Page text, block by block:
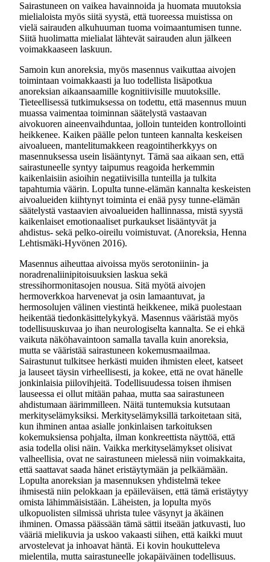
Sairastuneen on vaikea havainnoida ja huomata muutoksia
mielialoista myös siitä syystä, että tuoreessa muistissa on
vielä sairauden alkuhuuman tuoma voimaantumisen tunne.
Siitä huolimatta mielialat lähtevät sairauden alun jälkeen
voimakkaaseen laskuun.
Samoin kun anoreksia, myös masennus vaikuttaa aivojen
toimintaan voimakkaasti ja luo todellista lisäpotkua
anoreksian aikaansaamille kognitiivisille muutoksille.
Tieteellisessä tutkimuksessa on todettu, että masennus muun
muassa vaimentaa toiminnan säätelystä vastaavan
aivokuoren aineenvaihduntaa, jolloin tunteiden kontrollointi
heikkenee. Kaiken päälle pelon tunteen kannalta keskeisen
aivoalueen, mantelitumakkeen reagointiherkkyys on
masennuksessa usein lisääntynyt. Tämä saa aikaan sen, että
sairastuneelle syntyy taipumus reagoida herkemmin
kaikenlaisiin asioihin negatiivisilla tunteilla ja tulkita
tapahtumia väärin. Lopulta tunne-elämän kannalta keskeisten
aivoalueiden kiihtynyt toiminta ei enää pysy tunne-elämän
säätelystä vastaavien aivoalueiden hallinnassa, mistä syystä
kaikenlaiset emotionaaliset purkaukset lisääntyvät ja
ahdistus- sekä pelko-oireilu voimistuvat. (Anoreksia, Henna
Lehtismäki-Hyvönen 2016).
Masennus aiheuttaa aivoissa myös serotoniinin- ja
noradrenaliinipitoisuuksien laskua sekä
stressihormonitasojen nousua. Sitä myötä aivojen
hermoverkkoa harvenevat ja osin lamaantuvat, ja
hermosolujen välinen viestintä heikkenee, mikä puolestaan
heikentää tiedonkäsittelykykyä. Masennus vääristää myös
todellisuuskuvaa jo ihan neurologiselta kannalta. Se ei ehkä
vaikuta näköhavaintoon samalla tavalla kuin anoreksia,
mutta se vääristää sairastuneen kokemusmaailmaa.
Sairastunut tulkitsee herkästi muiden ihmisten eleet, katseet
ja lauseet täysin virheellisesti, ja kokee, että ne ovat hänelle
jonkinlaisia piilovihjeitä. Todellisuudessa toisen ihmisen
lauseessa ei ollut mitään pahaa, mutta saa sairastuneen
ahdistumaan äärimmilleen. Näitä tuntemuksia kutsutaan
merkityselämyksiksi. Merkityselämyksillä tarkoitetaan sitä,
kun ihminen antaa asialle jonkinlaisen tarkoituksen
kokemuksiensa pohjalta, ilman konkreettista näyttöä, että
asia todella olisi näin. Vaikka merkityselämykset olisivat
valheellisia, ovat ne sairastuneen mielessä niin voimakkaita,
että saattavat saada hänet eristäytymään ja pelkäämään.
Lopulta anoreksian ja masennuksen yhdistelmä tekee
ihmisestä niin pelokkaan ja epäileväisen, että tämä eristäytyy
omista lähimmäisistään. Läheisten, ja lopulta myös
ulkopuolisten silmissä uhrista tulee väsynyt ja äkäinen
ihminen. Omassa päässään tämä sättii itseään jatkuvasti, luo
vääriä mielikuvia ja uskoo vakaasti siihen, että kaikki muut
arvostelevat ja inhoavat häntä. Ei kovin houkutteleva
mielentila, mutta sairastuneelle jokapäiväinen todellisuus.